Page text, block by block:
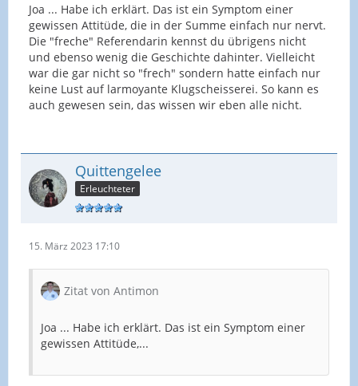
Joa ... Habe ich erklärt. Das ist ein Symptom einer
gewissen Attitüde, die in der Summe einfach nur nervt.
Die "freche" Referendarin kennst du übrigens nicht
und ebenso wenig die Geschichte dahinter. Vielleicht
war die gar nicht so "frech" sondern hatte einfach nur
keine Lust auf larmoyante Klugscheisserei. So kann es
auch gewesen sein, das wissen wir eben alle nicht.
Quittengelee
Erleuchteter
15. März 2023 17:10
Zitat von Antimon
Joa ... Habe ich erklärt. Das ist ein Symptom einer
gewissen Attitüde,...